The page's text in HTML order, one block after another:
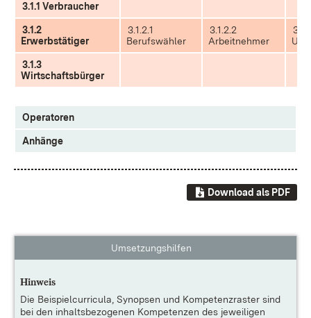
3.1.1 Verbraucher
3.1.2
Erwerbstätiger
3.1.2.1
Berufswähler
3.1.2.2
Arbeitnehmer
3.1.3
Wirtschaftsbürger
Operatoren
Anhänge
Download als PDF
Umsetzungshilfen
Hinweis
Die Beispielcurricula, Synopsen und Kompetenzraster sind
bei den inhaltsbezogenen Kompetenzen des jeweiligen